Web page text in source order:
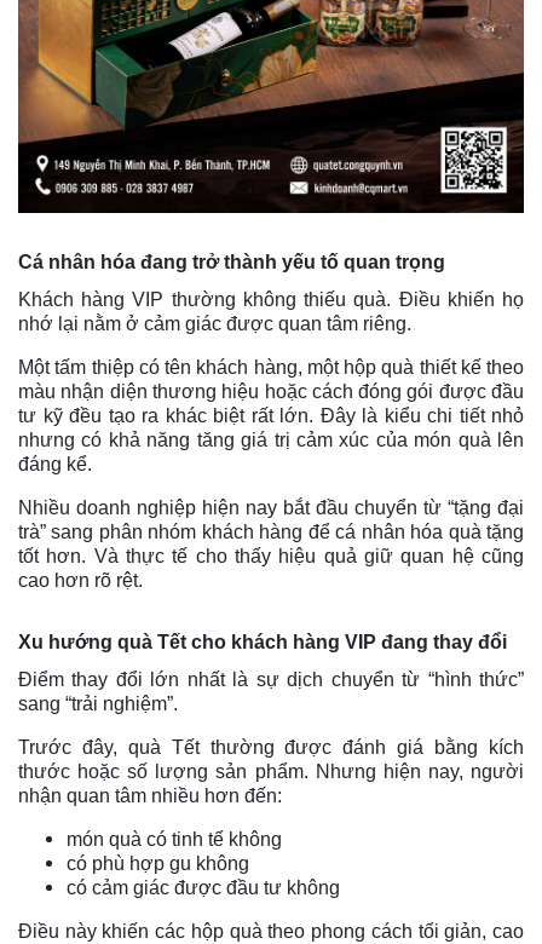
Cá nhân hóa đang trở thành yếu tố quan trọng
Khách hàng VIP thường không thiếu quà. Điều khiến họ
nhớ lại nằm ở cảm giác được quan tâm riêng.
Một tấm thiệp có tên khách hàng, một hộp quà thiết kế theo
màu nhận diện thương hiệu hoặc cách đóng gói được đầu
tư kỹ đều tạo ra khác biệt rất lớn. Đây là kiểu chi tiết nhỏ
nhưng có khả năng tăng giá trị cảm xúc của món quà lên
đáng kể.
Nhiều doanh nghiệp hiện nay bắt đầu chuyển từ “tặng đại
trà” sang phân nhóm khách hàng để cá nhân hóa quà tặng
tốt hơn. Và thực tế cho thấy hiệu quả giữ quan hệ cũng
cao hơn rõ rệt.
Xu hướng quà Tết cho khách hàng VIP đang thay đổi
Điểm thay đổi lớn nhất là sự dịch chuyển từ “hình thức”
sang “trải nghiệm”.
Trước đây, quà Tết thường được đánh giá bằng kích
thước hoặc số lượng sản phẩm. Nhưng hiện nay, người
nhận quan tâm nhiều hơn đến:
món quà có tinh tế không
có phù hợp gu không
có cảm giác được đầu tư không
Điều này khiến các hộp quà theo phong cách tối giản, cao